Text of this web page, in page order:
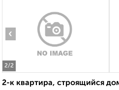
2/2
‹
2-к квартира, строящийся